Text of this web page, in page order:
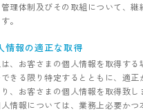
理体制及びその取組について、継
。
情報の適正な取得
、お客さまの個人情報を取得する
きる限り特定するとともに、適正
、お客さまの個人情報を取得致し
情報については、業務上必要かつ